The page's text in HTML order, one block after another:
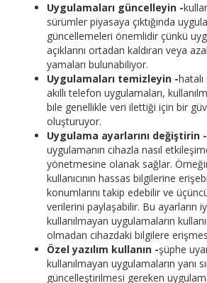
Uygulamaları güncelleyin -
sürümler piyasaya çıktığında
güncellemeleri önemlidir çünkü
açıklarını ortadan kaldıran veya
yamaları bulunabiliyor.
Uygulamaları temizleyin -
akıllı telefon uygulamaları,
bile genellikle veri ilettiği için bir
oluşturuyor.
Uygulama ayarlarını değiştirin -
uygulamanın cihazla nasıl
yönetmesine olanak sağlar.
kullanıcının hassas bilgilerine
konumlarını takip edebilir ve
verilerini paylaşabilir. Bu ayarların
kullanılmayan uygulamaların
olmadan cihazdaki bilgilere
Özel yazılım kullanın -şüphe
kullanılmayan uygulamaların yanı
güncelleştirilmesi gereken